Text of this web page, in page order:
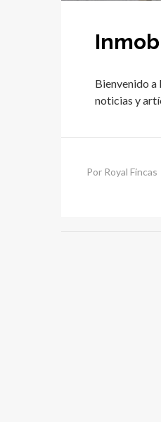
Bienvenido a
noticias y
Por Royal Fincas